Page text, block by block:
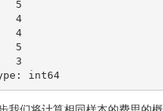
5
4
4
5
3
int64